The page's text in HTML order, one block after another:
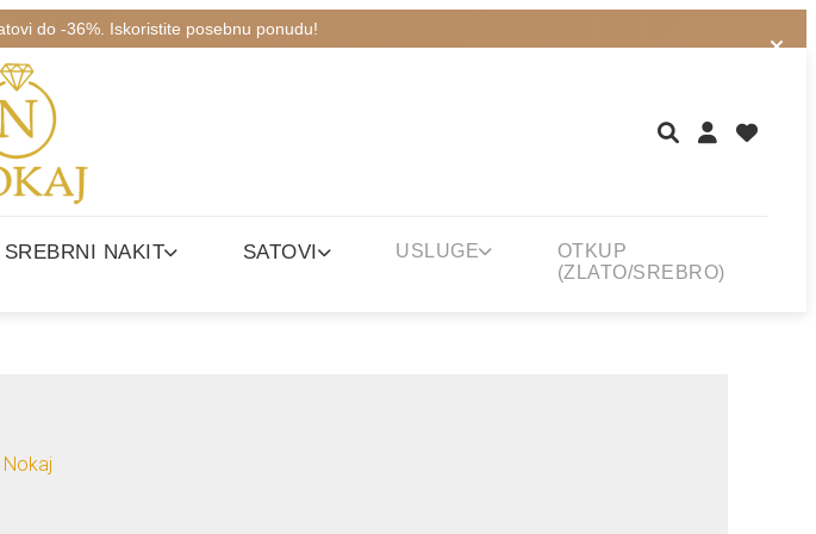
do -36%. Iskoristite posebnu ponudu!
SREBRNI NAKIT SATOVI USLUGE
OTKUP
(ZLATO/SREBRO)
Nokaj